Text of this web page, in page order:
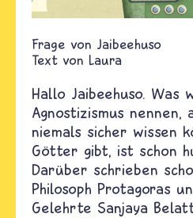
Jaibeehuso
Text von Laura
Hallo Jaibeehuso. Was
Agnostizismus nennen,
niemals sicher wissen
Götter gibt, ist schon
Darüber schrieben
Philosoph Protagoras
Gelehrte Sanjaya